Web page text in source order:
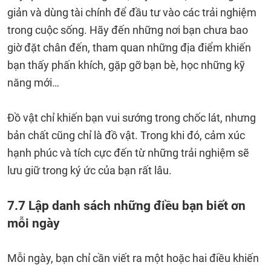
giản và dùng tài chính để đầu tư vào các trải nghiệm
trong cuộc sống. Hãy đến những nơi bạn chưa bao
giờ đặt chân đến, tham quan những địa điểm khiến
bạn thấy phấn khích, gặp gỡ bạn bè, học những kỹ
năng mới…
Đồ vật chỉ khiến bạn vui sướng trong chốc lát, nhưng
bản chất cũng chỉ là đồ vật. Trong khi đó, cảm xúc
hạnh phúc và tích cực đến từ những trải nghiệm sẽ
lưu giữ trong ký ức của bạn rất lâu.
7.7 Lập danh sách những điều bạn biết ơn
mỗi ngày
Mỗi ngày, bạn chỉ cần viết ra một hoặc hai điều khiến